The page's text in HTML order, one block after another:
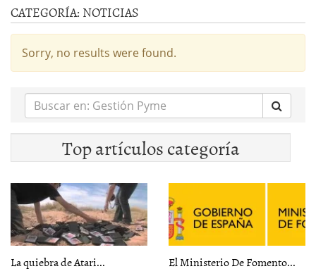
CATEGORÍA: NOTICIAS
Sorry, no results were found.
Buscar
en:
Top artículos categoría
La quiebra de Atari... El Ministerio De Fomento...